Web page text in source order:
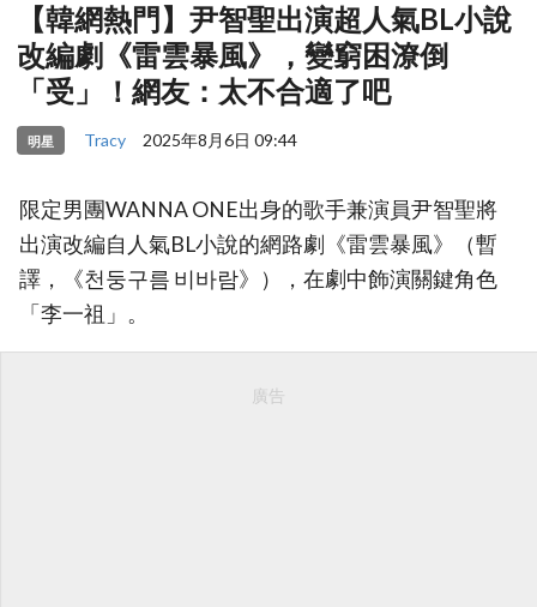
【韓網熱門】尹智聖出演超人氣BL小說
改編劇《雷雲暴風》，變窮困潦倒
「受」！網友：太不合適了吧
明星 Tracy 2025年8月6日 09:44
限定男團WANNA ONE出身的歌手兼演員尹智聖將
出演改編自人氣BL小說的網路劇《雷雲暴風》（暫
譯，《천둥구름 비바람》），在劇中飾演關鍵角色
「李一祖」。
廣告